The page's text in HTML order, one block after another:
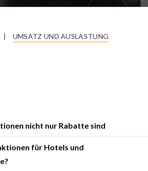
|
UMSATZ UND AUSLASTUNG
nicht nur Rabatte sind
für Hotels und